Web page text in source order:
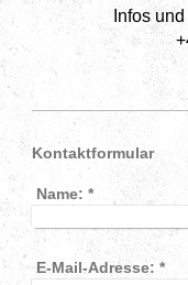
Infos
(per
Kontaktformular
Name: *
E-Mail-Adresse: *